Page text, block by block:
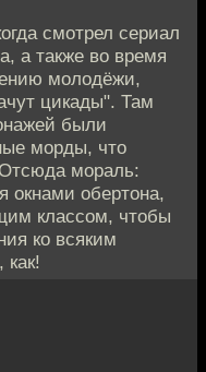
смотрел сериал
а также во время
молодёжи,
цикады". Там
были
морды, что
мораль:
окнами обертона,
классом, чтобы
ко всяким